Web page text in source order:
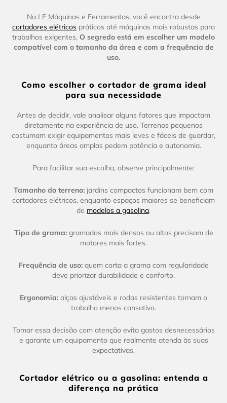
Na LF Máquinas e Ferramentas, você encontra desde
cortadores elétricos práticos até máquinas mais robustas para
trabalhos exigentes. O segredo está em escolher um modelo
compatível com o tamanho da área e com a frequência de
uso.
Como escolher o cortador de grama ideal
para sua necessidade
Antes de decidir, vale analisar alguns fatores que impactam
diretamente na experiência de uso. Terrenos pequenos
costumam exigir equipamentos mais leves e fáceis de guardar,
enquanto áreas amplas pedem potência e autonomia.
Para facilitar sua escolha, observe principalmente:
Tamanho do terreno: jardins compactos funcionam bem com
cortadores elétricos, enquanto espaços maiores se beneficiam
de modelos a gasolina.
Tipo de grama:gramados mais densos ou altos precisam de
motores mais fortes.
Frequência de uso:quem corta a grama com regularidade
deve priorizar durabilidade e conforto.
Ergonomia: alças ajustáveis e rodas resistentes tornam o
trabalho menos cansativo.
Tomar essa decisão com atenção evita gastos desnecessários
e garante um equipamento que realmente atenda às suas
expectativas.
Cortador elétrico ou a gasolina: entenda a
diferença na prática